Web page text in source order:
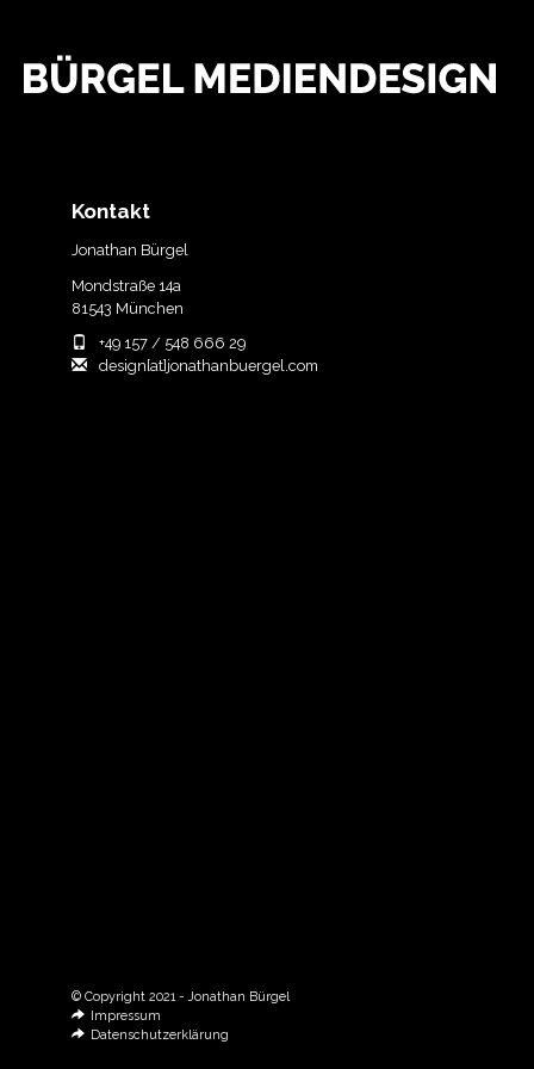
Kontakt
Jonathan Bürgel
Mondstraße 14a
81543 München
+49 157 / 548 666 29
design[at]jonathanbuergel.com
© Copyright 2021 - Jonathan Bürgel
Impressum
Datenschutzerklärung